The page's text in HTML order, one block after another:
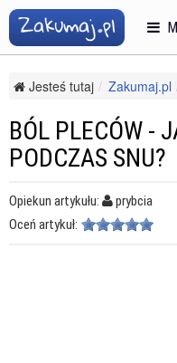
Jesteś tutaj Zakumaj.pl
Ból pleców - jak go
BÓL PLECÓW -
PODCZAS SNU?
Opiekun artykułu:
prybcia
Oceń artykuł: